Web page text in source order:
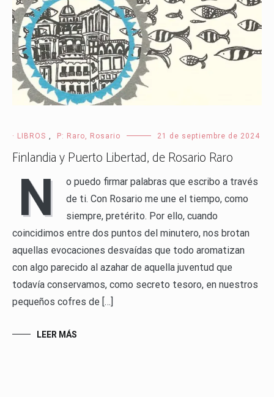
· LIBROS , P: Raro, Rosario 21 de septiembre de 2024
Finlandia y Puerto Libertad, de Rosario Raro
N
o puedo firmar palabras que escribo a través
de ti. Con Rosario me une el tiempo, como
siempre, pretérito. Por ello, cuando
coincidimos entre dos puntos del minutero, nos brotan
aquellas evocaciones desvaídas que todo aromatizan
con algo parecido al azahar de aquella juventud que
todavía conservamos, como secreto tesoro, en nuestros
pequeños cofres de […]
LEER MÁS